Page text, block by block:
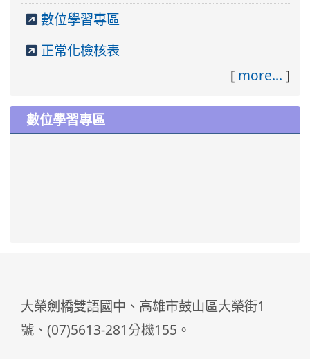
數位學習專區
正常化檢核表
[ more... ]
數位學習專區
大榮劍橋雙語國中、高雄市鼓山區大榮街1
號、(07)5613-281分機155。